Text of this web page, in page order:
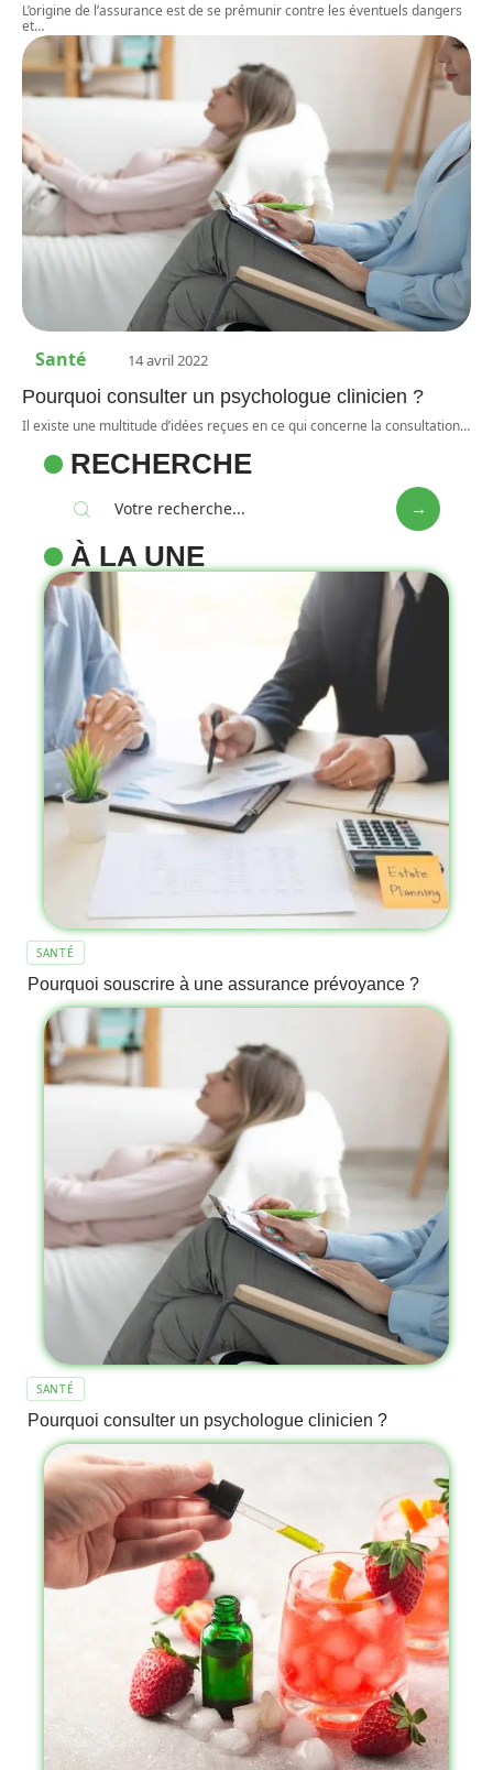
L’origine de l’assurance est de se prémunir contre les éventuels dangers
et…
Santé 14 avril 2022
Pourquoi consulter un psychologue clinicien ?
Il existe une multitude d’idées reçues en ce qui concerne la consultation…
RECHERCHE
À LA UNE
SANTÉ
Pourquoi souscrire à une assurance prévoyance ?
SANTÉ
Pourquoi consulter un psychologue clinicien ?